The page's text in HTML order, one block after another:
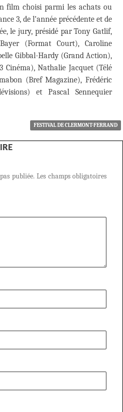
film choisi parmi les achats ou
3, de l’année précédente et de
le jury, présidé par Tony Gatlif,
(Format Court), Caroline
Gibbal-Hardy (Grand Action),
Cinéma), Nathalie Jacquet (Télé
(Bref Magazine), Frédéric
et Pascal Sennequier
FESTIVAL DE CLERMONT-FERRAND
publiée. Les champs obligatoires